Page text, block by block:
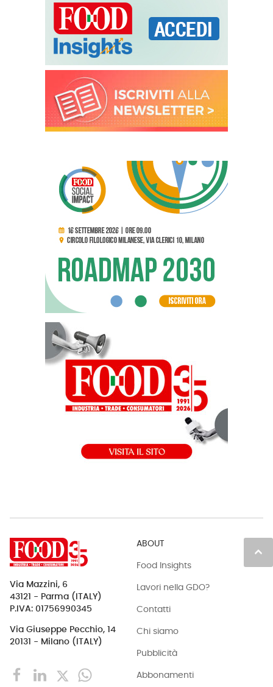
keyboard_arrow_up
Via Mazzini, 6
43121 - Parma (ITALY)
P.IVA: 01756990345
Via Giuseppe Pecchio, 14
20131 - Milano (ITALY)
ABOUT
Food Insights
Lavori nella GDO?
Contatti
Chi siamo
Pubblicità
Abbonamenti